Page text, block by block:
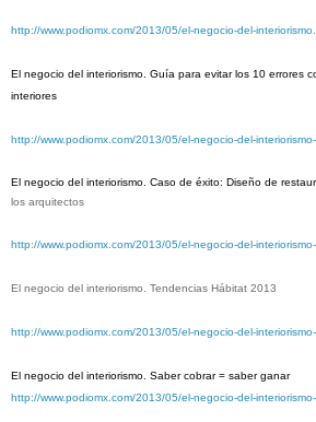
http://www.podiomx.com/2013/05/el-negocio-del-
El negocio del interiorismo. Guía para evitar los 10 errores
interiores
http://www.podiomx.com/2013/05/el-negocio-del-
El negocio del interiorismo. Caso de éxito: Diseño de
los arquitectos
http://www.podiomx.com/2013/05/el-negocio-del-
El negocio del interiorismo. Tendencias Hábitat 2013
http://www.podiomx.com/2013/05/el-negocio-del-
El negocio del interiorismo. Saber cobrar = saber ganar
http://www.podiomx.com/2013/05/el-negocio-del-